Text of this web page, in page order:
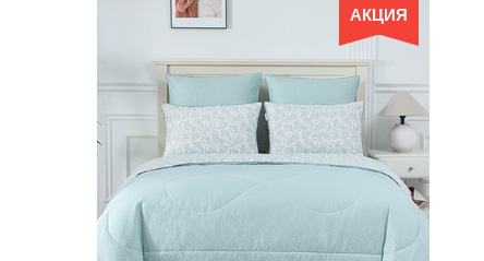
АКЦИЯ